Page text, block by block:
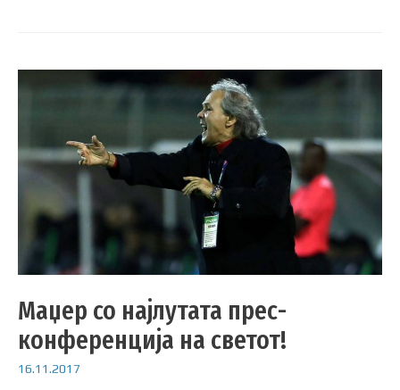
Маџер со најлутата прес-
конференција на светот!
16.11.2017